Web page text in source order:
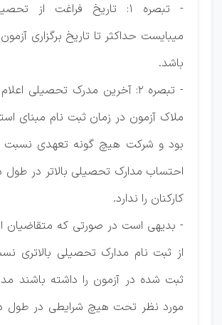
- تبصره ۱: تاریخ فراغت از
میبایست حداکثر تا تاریخ برگزاری
باشد.
- تبصره ۲: آخرین مدرک تحصیلی
ملاک آزمون در زمان ثبت نام مبنای
بود و شرکت هیچ گونه تعهدی نسبت
احتساب مدارک تحصیلی بالاتر در
کارکنان را ندارد.
- بدیهی است در صورتی که متقاضیان
از ثبت نام مدارک تحصیلی بالاتری
ثبت شده در آزمون را داشته باشند
مورد نظر تحت هیچ شرایطی در طول